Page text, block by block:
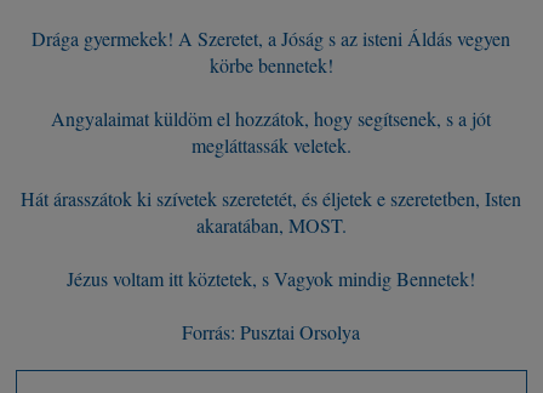
Drága gyermekek! A Szeretet, a Jóság s az isteni Áldás vegyen
körbe bennetek!
Angyalaimat küldöm el hozzátok, hogy segítsenek, s a jót
megláttassák veletek.
Hát árasszátok ki szívetek szeretetét, és éljetek e szeretetben, Isten
akaratában, MOST.
Jézus voltam itt köztetek, s Vagyok mindig Bennetek!
Forrás: Pusztai Orsolya